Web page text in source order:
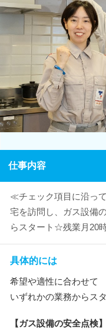
仕事内容
≪チェック項目に沿っ
宅を訪問し、ガス設備
らスタート☆残業月20
具体的には
希望や適性に合わせて
いずれかの業務からス
【ガス設備の安全点検】